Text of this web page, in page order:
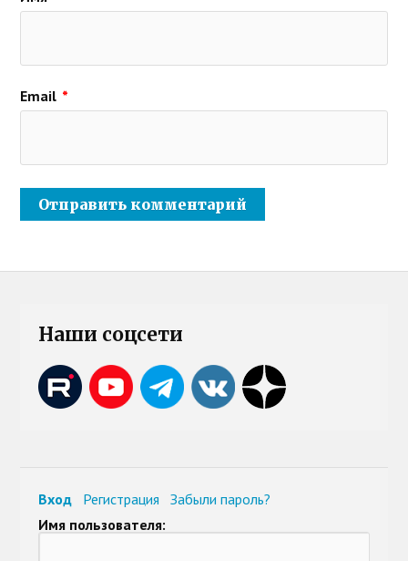
Email *
Наши соцсети
Вход Регистрация
Забыли пароль?
Имя пользователя: